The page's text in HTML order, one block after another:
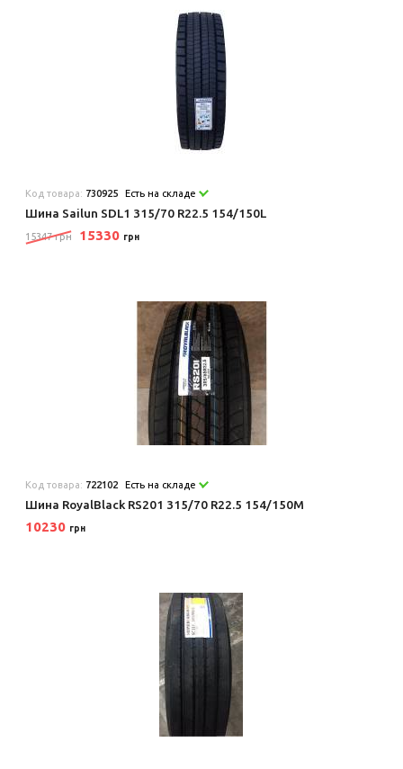
Код товара: 730925 Есть на складе
Шина Sailun SDL1 315/70 R22.5 154/150L
15347 грн 15330 грн
Код товара: 722102 Есть на складе
Шина RoyalBlack RS201 315/70 R22.5 154/150M
10230 грн